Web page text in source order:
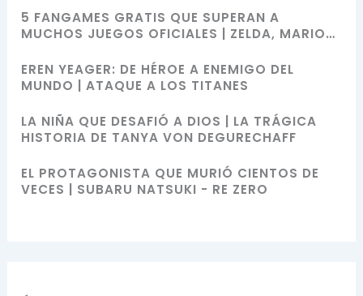
5 FANGAMES GRATIS QUE SUPERAN A
MUCHOS JUEGOS OFICIALES | ZELDA, MARIO
EREN YEAGER: DE HÉROE A ENEMIGO DEL
MUNDO | ATAQUE A LOS TITANES
LA NIÑA QUE DESAFIÓ A DIOS | LA TRÁGICA
HISTORIA DE TANYA VON DEGURECHAFF
EL PROTAGONISTA QUE MURIÓ CIENTOS DE
VECES | SUBARU NATSUKI - RE ZERO